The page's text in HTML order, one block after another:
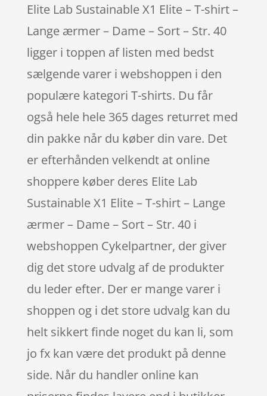
Elite Lab Sustainable X1 Elite – T-shirt –
Lange ærmer – Dame – Sort – Str. 40
ligger i toppen af listen med bedst
sælgende varer i webshoppen i den
populære kategori T-shirts. Du får
også hele hele 365 dages returret med
din pakke når du køber din vare. Det
er efterhånden velkendt at online
shoppere køber deres Elite Lab
Sustainable X1 Elite – T-shirt – Lange
ærmer – Dame – Sort – Str. 40 i
webshoppen Cykelpartner, der giver
dig det store udvalg af de produkter
du leder efter. Der er mange varer i
shoppen og i det store udvalg kan du
helt sikkert finde noget du kan li, som
jo fx kan være det produkt på denne
side. Når du handler online kan